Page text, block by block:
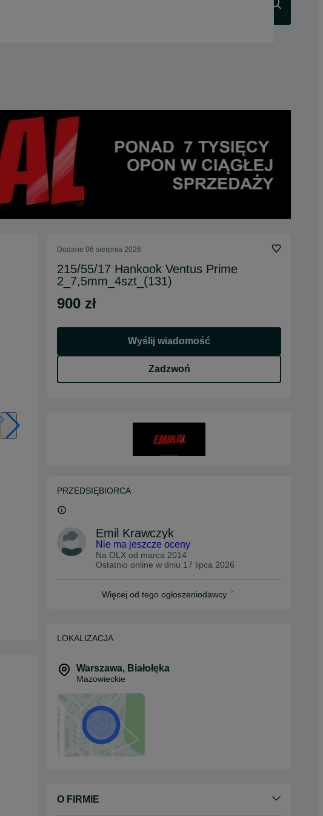
Dodane 06 sierpnia 2026
215/55/17 Hankook Ventus Prime
2_7,5mm_4szt_(131)
900 zł
Wyślij wiadomość
Zadzwoń
PRZEDSIĘBIORCA
Emil Krawczyk
Nie ma jeszcze oceny
Na OLX od marca 2014
Ostatnio online w dniu 17 lipca 2026
Więcej od tego ogłoszeniodawcy
LOKALIZACJA
Warszawa, Białołęka
Mazowieckie
O FIRMIE